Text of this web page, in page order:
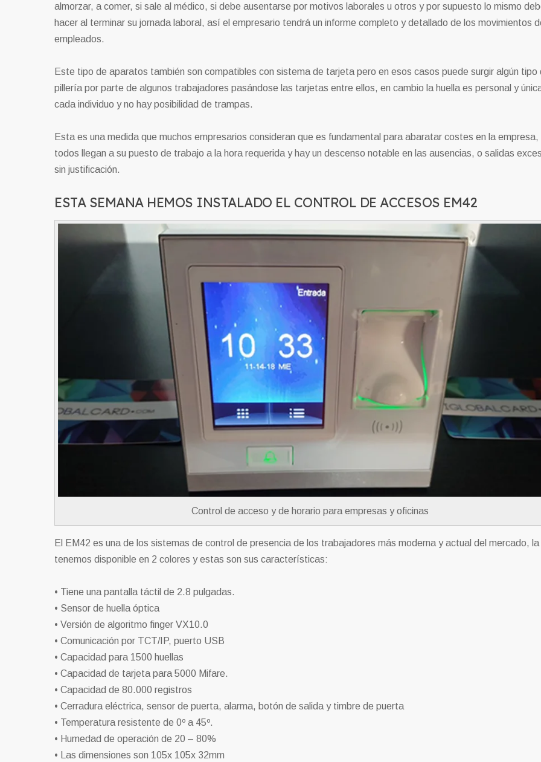
almorzar, a comer, si sale al médico, si debe ausentarse por motivos laborales u otros y por supuesto lo mismo
hacer al terminar su jornada laboral, así el empresario tendrá un informe completo y detallado de los movimientos
empleados.
Este tipo de aparatos también son compatibles con sistema de tarjeta pero en esos casos puede surgir algún tipo
pillería por parte de algunos trabajadores pasándose las tarjetas entre ellos, en cambio la huella es personal y
cada individuo y no hay posibilidad de trampas.
Esta es una medida que muchos empresarios consideran que es fundamental para abaratar costes en la empresa,
todos llegan a su puesto de trabajo a la hora requerida y hay un descenso notable en las ausencias, o salidas
sin justificación.
ESTA SEMANA HEMOS INSTALADO EL CONTROL DE ACCESOS EM42
Control de acceso y de horario para empresas y oficinas
El EM42 es una de los sistemas de control de presencia de los trabajadores más moderna y actual del mercado, la
tenemos disponible en 2 colores y estas son sus características:
• Tiene una pantalla táctil de 2.8 pulgadas.
• Sensor de huella óptica
• Versión de algoritmo finger VX10.0
• Comunicación por TCT/IP, puerto USB
• Capacidad para 1500 huellas
• Capacidad de tarjeta para 5000 Mifare.
• Capacidad de 80.000 registros
• Cerradura eléctrica, sensor de puerta, alarma, botón de salida y timbre de puerta
• Temperatura resistente de 0º a 45º.
• Humedad de operación de 20 – 80%
• Las dimensiones son 105x 105x 32mm